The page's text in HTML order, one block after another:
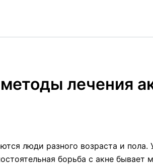
лечения
люди разного возраста и
борьба с акне бывает